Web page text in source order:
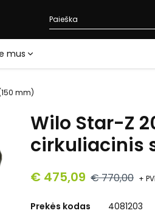
mus
mm)
Wilo Star-Z
cirkuliacinis
€ 475,09 € 770,00 +
Prekės kodas
4081203